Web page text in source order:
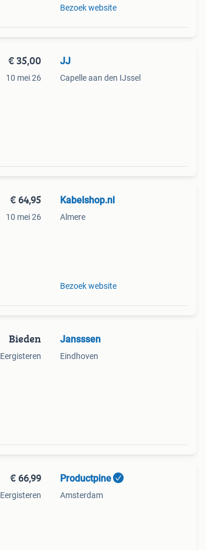
Bezoek website
€ 35,00
10 mei 26
JJ
Capelle aan den IJssel
€ 64,95
10 mei 26
Kabelshop.nl
Almere
Bezoek website
Bieden
Eergisteren
Jansssen
Eindhoven
€ 66,99
Eergisteren
Productpine
Amsterdam